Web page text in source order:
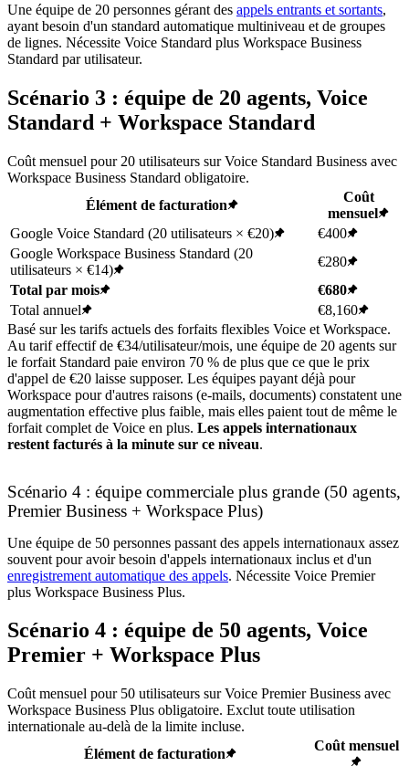
Une équipe de 20 personnes gérant des appels entrants et sortants,
ayant besoin d'un standard automatique multiniveau et de groupes
de lignes. Nécessite Voice Standard plus Workspace Business
Standard par utilisateur.
Scénario 3 : équipe de 20 agents, Voice
Standard + Workspace Standard
Coût mensuel pour 20 utilisateurs sur Voice Standard Business avec
Workspace Business Standard obligatoire.
Élément de facturation
Coût
mensuel
Google Voice Standard (20 utilisateurs × €20)
€400
Google Workspace Business Standard (20
utilisateurs × €14)
€280
Total par mois
€680
Total annuel
€8,160
Basé sur les tarifs actuels des forfaits flexibles Voice et Workspace.
Au tarif effectif de €34/utilisateur/mois, une équipe de 20 agents sur
le forfait Standard paie environ 70 % de plus que ce que le prix
d'appel de €20 laisse supposer. Les équipes payant déjà pour
Workspace pour d'autres raisons (e-mails, documents) constatent une
augmentation effective plus faible, mais elles paient tout de même le
forfait complet de Voice en plus. Les appels internationaux
restent facturés à la minute sur ce niveau.
Scénario 4 : équipe commerciale plus grande (50 agents,
Premier Business + Workspace Plus)
Une équipe de 50 personnes passant des appels internationaux assez
souvent pour avoir besoin d'appels internationaux inclus et d'un
enregistrement automatique des appels. Nécessite Voice Premier
plus Workspace Business Plus.
Scénario 4 : équipe de 50 agents, Voice
Premier + Workspace Plus
Coût mensuel pour 50 utilisateurs sur Voice Premier Business avec
Workspace Business Plus obligatoire. Exclut toute utilisation
internationale au-delà de la limite incluse.
Élément de facturation
Coût mensuel